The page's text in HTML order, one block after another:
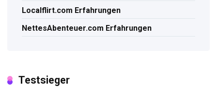
Localflirt.com Erfahrungen
NettesAbenteuer.com Erfahrungen
Testsieger